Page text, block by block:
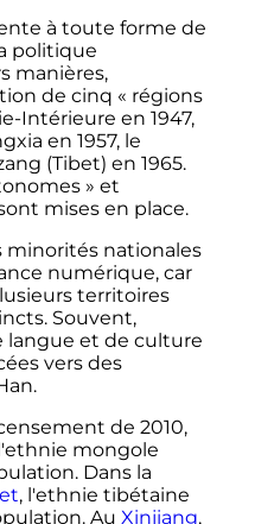
à toute forme de
politique
manières,
de cinq « régions
Intérieure en 1947,
en 1957, le
(Tibet) en 1965.
» et
mises en place.
minorités nationales
numérique, car
territoires
Souvent,
langue et de culture
vers des
de 2010,
mongole
Dans la
, l'ethnie tibétaine
Au Xinjiang,